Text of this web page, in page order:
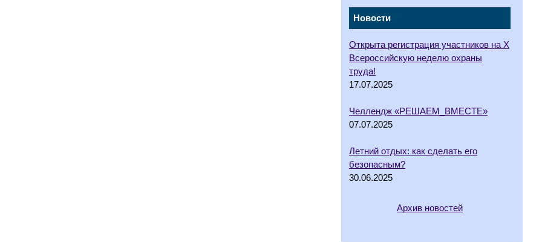
Новости
Открыта регистрация участников на X
Всероссийскую неделю охраны
труда!
17.07.2025
Челлендж «РЕШАЕМ_ВМЕСТЕ»
07.07.2025
Летний отдых: как сделать его
безопасным?
30.06.2025
Архив новостей